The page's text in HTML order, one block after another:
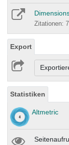
Zitationen:
Export
Statistiken
Altmetric